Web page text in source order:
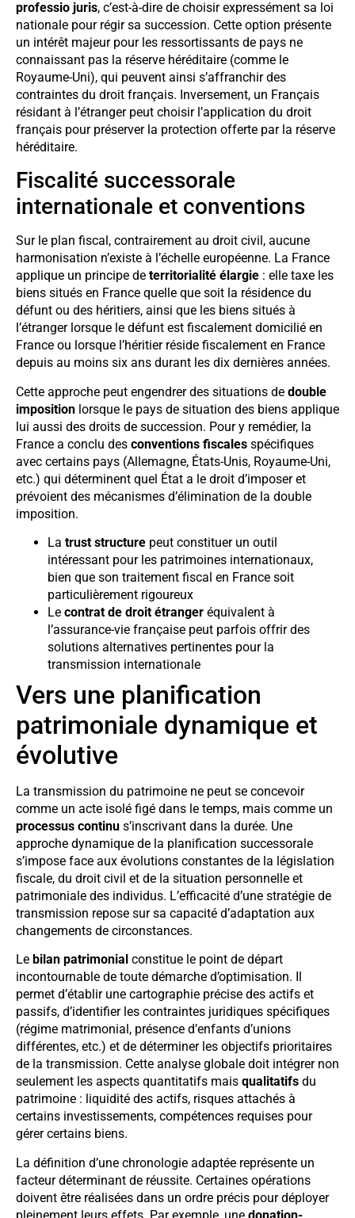
professio juris, c’est-à-dire de choisir expressément sa loi
nationale pour régir sa succession. Cette option présente
un intérêt majeur pour les ressortissants de pays ne
connaissant pas la réserve héréditaire (comme le
Royaume-Uni), qui peuvent ainsi s’affranchir des
contraintes du droit français. Inversement, un Français
résidant à l’étranger peut choisir l’application du droit
français pour préserver la protection offerte par la réserve
héréditaire.
Fiscalité successorale
internationale et conventions
Sur le plan fiscal, contrairement au droit civil, aucune
harmonisation n’existe à l’échelle européenne. La France
applique un principe de territorialité élargie : elle taxe les
biens situés en France quelle que soit la résidence du
défunt ou des héritiers, ainsi que les biens situés à
l’étranger lorsque le défunt est fiscalement domicilié en
France ou lorsque l’héritier réside fiscalement en France
depuis au moins six ans durant les dix dernières années.
Cette approche peut engendrer des situations de double
imposition lorsque le pays de situation des biens applique
lui aussi des droits de succession. Pour y remédier, la
France a conclu des conventions fiscales spécifiques
avec certains pays (Allemagne, États-Unis, Royaume-Uni,
etc.) qui déterminent quel État a le droit d’imposer et
prévoient des mécanismes d’élimination de la double
imposition.
La trust structure peut constituer un outil
intéressant pour les patrimoines internationaux,
bien que son traitement fiscal en France soit
particulièrement rigoureux
Le contrat de droit étranger équivalent à
l’assurance-vie française peut parfois offrir des
solutions alternatives pertinentes pour la
transmission internationale
Vers une planification
patrimoniale dynamique et
évolutive
La transmission du patrimoine ne peut se concevoir
comme un acte isolé figé dans le temps, mais comme un
processus continu s’inscrivant dans la durée. Une
approche dynamique de la planification successorale
s’impose face aux évolutions constantes de la législation
fiscale, du droit civil et de la situation personnelle et
patrimoniale des individus. L’efficacité d’une stratégie de
transmission repose sur sa capacité d’adaptation aux
changements de circonstances.
Le bilan patrimonial constitue le point de départ
incontournable de toute démarche d’optimisation. Il
permet d’établir une cartographie précise des actifs et
passifs, d’identifier les contraintes juridiques spécifiques
(régime matrimonial, présence d’enfants d’unions
différentes, etc.) et de déterminer les objectifs prioritaires
de la transmission. Cette analyse globale doit intégrer non
seulement les aspects quantitatifs mais qualitatifs du
patrimoine : liquidité des actifs, risques attachés à
certains investissements, compétences requises pour
gérer certains biens.
La définition d’une chronologie adaptée représente un
facteur déterminant de réussite. Certaines opérations
doivent être réalisées dans un ordre précis pour déployer